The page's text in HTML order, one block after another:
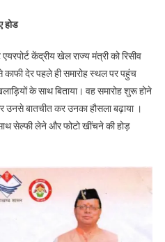
होड
केंद्रीय खेल राज्य मंत्री को रिसीव
काफी देर पहले ही समारोह स्थल पर पहुंच
के साथ बिताया। वह समारोह शुरू होने
बातचीत कर उनका हौसला बढ़ाया ।
सेल्फी लेने और फोटो खींचने की होड़